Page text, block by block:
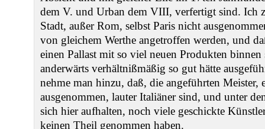
dem V. und Urban dem VIII, verfertigt sind. Ich
Stadt, außer Rom, selbst Paris nicht
von gleichem Werthe angetroffen werden, und
einen Pallast mit so viel neuen Produkten binnen
anderwärts verhältnißmäßig so gut hätte
nehme man hinzu, daß, die angeführten Meister,
ausgenommen, lauter Italiäner sind, und unter
sich hier aufhalten, noch viele geschickte
keinen Theil genommen haben.